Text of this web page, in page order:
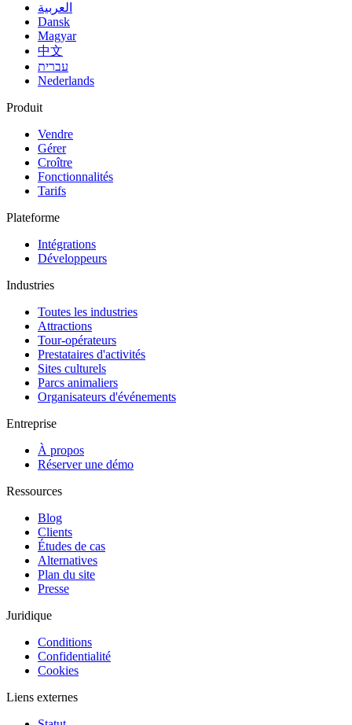
العربية
Dansk
Magyar
中文
עברית
Nederlands
Produit
Vendre
Gérer
Croître
Fonctionnalités
Tarifs
Plateforme
Intégrations
Développeurs
Industries
Toutes les industries
Attractions
Tour-opérateurs
Prestataires d'activités
Sites culturels
Parcs animaliers
Organisateurs d'événements
Entreprise
À propos
Réserver une démo
Ressources
Blog
Clients
Études de cas
Alternatives
Plan du site
Presse
Juridique
Conditions
Confidentialité
Cookies
Liens externes